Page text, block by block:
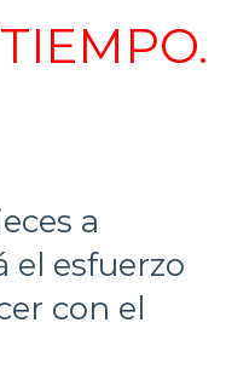
a
el esfuerzo
con el